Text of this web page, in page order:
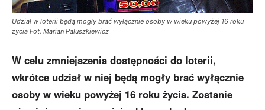
Udział w loterii będą mogły brać wyłącznie osoby w wieku powyżej 16 roku
życia Fot. Marian Paluszkiewicz
W celu zmniejszenia dostępności do loterii,
wkrótce udział w niej będą mogły brać wyłącznie
osoby w wieku powyżej 16 roku życia. Zostanie